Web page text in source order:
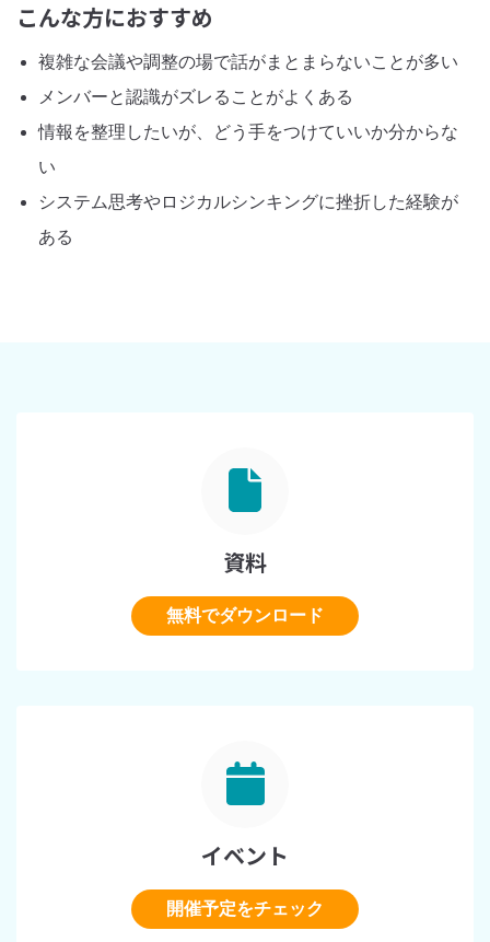
こんな方におすすめ
複雑な会議や調整の場で話がまとまらないことが多い
メンバーと認識がズレることがよくある
情報を整理したいが、どう手をつけていいか分からな
い
システム思考やロジカルシンキングに挫折した経験が
ある
資料
無料でダウンロード
イベント
開催予定をチェック